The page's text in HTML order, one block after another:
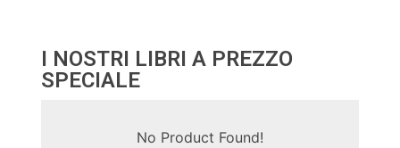
I NOSTRI LIBRI A PREZZO
SPECIALE
No Product Found!